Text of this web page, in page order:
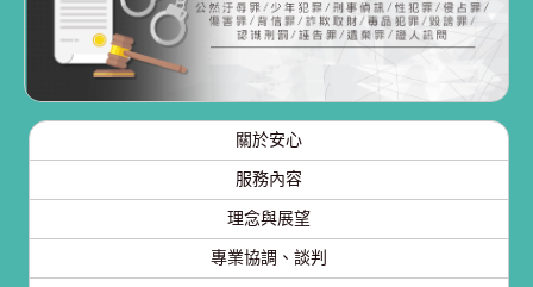
關於安心
服務內容
理念與展望
專業協調、談判